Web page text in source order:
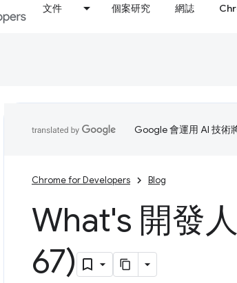
文件 個案研究 網誌
Google 會運用 AI 技術
Chrome for Developers Blog
What's 開發
67)